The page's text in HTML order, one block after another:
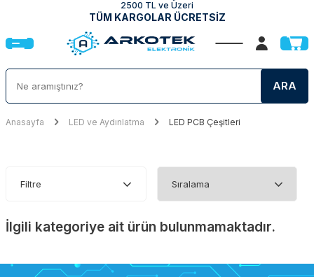
2500 TL ve Üzeri
TÜM KARGOLAR ÜCRETSİZ
ARA
Anasayfa LED ve Aydınlatma LED PCB Çeşitleri
Filtre
İlgili kategoriye ait ürün bulunmamaktadır.